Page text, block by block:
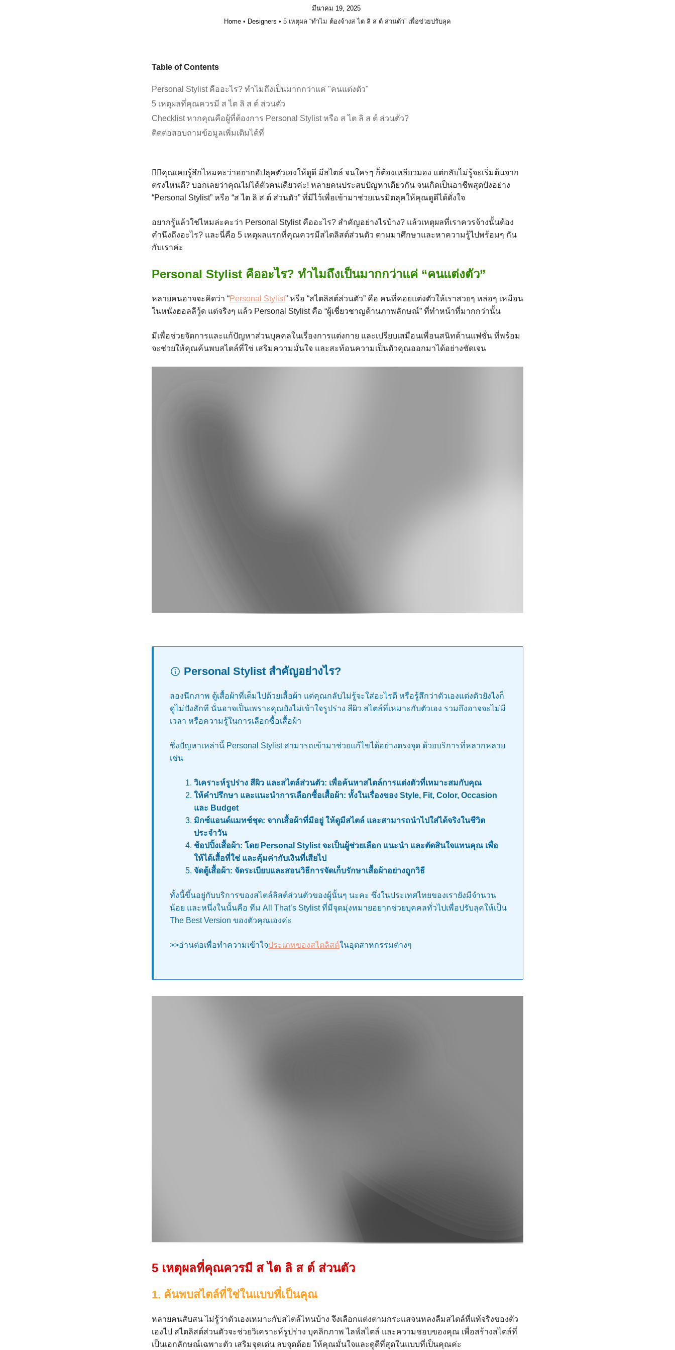
มีนาคม 19, 2025
Home • Designers • 5 เหตุผล “ทำไม ต้องจ้างส ไต ลิ ส ต์ ส่วนตัว” เพื่อช่วยปรับลุค
Table of Contents
Personal Stylist คืออะไร? ทำไมถึงเป็นมากกว่าแค่ "คนแต่งตัว"
5 เหตุผลที่คุณควรมี ส ไต ลิ ส ต์ ส่วนตัว
Checklist หากคุณคือผู้ที่ต้องการ Personal Stylist หรือ ส ไต ลิ ส ต์ ส่วนตัว?
ติดต่อสอบถามข้อมูลเพิ่มเติมได้ที่
🙋‍♀️คุณเคยรู้สึกไหมคะว่าอยากอัปลุคตัวเองให้ดูดี มีสไตล์ จนใครๆ ก็ต้องเหลียวมอง แต่กลับไม่รู้จะเริ่มต้นจาก
ตรงไหนดี? บอกเลยว่าคุณไม่ได้ตัวคนเดียวค่ะ! หลายคนประสบปัญหาเดียวกัน จนเกิดเป็นอาชีพสุดปังอย่าง
“Personal Stylist” หรือ “ส ไต ลิ ส ต์ ส่วนตัว” ที่มีไว้เพื่อเข้ามาช่วยเนรมิตลุคให้คุณดูดีได้ดั่งใจ
อยากรู้แล้วใช่ไหมล่ะคะว่า Personal Stylist คืออะไร? สำคัญอย่างไรบ้าง? แล้วเหตุผลที่เราควรจ้างนั้นต้อง
คำนึงถึงอะไร? และนี่คือ 5 เหตุผลแรกที่คุณควรมีสไตลิสต์ส่วนตัว ตามมาศึกษาและหาความรู้ไปพร้อมๆ กัน
กับเราค่ะ
Personal Stylist คืออะไร? ทำไมถึงเป็นมากกว่าแค่ “คนแต่งตัว”
หลายคนอาจจะคิดว่า “Personal Stylist” หรือ “สไตลิสต์ส่วนตัว” คือ คนที่คอยแต่งตัวให้เราสวยๆ หล่อๆ เหมือน
ในหนังฮอลลีวู้ด แต่จริงๆ แล้ว Personal Stylist คือ “ผู้เชี่ยวชาญด้านภาพลักษณ์” ที่ทำหน้าที่มากกว่านั้น
มีเพื่อช่วยจัดการและแก้ปัญหาส่วนบุคคลในเรื่องการแต่งกาย และเปรียบเสมือนเพื่อนสนิทด้านแฟชั่น ที่พร้อม
จะช่วยให้คุณค้นพบสไตล์ที่ใช่ เสริมความมั่นใจ และสะท้อนความเป็นตัวคุณออกมาได้อย่างชัดเจน
Personal Stylist สำคัญอย่างไร?
ลองนึกภาพ ตู้เสื้อผ้าที่เต็มไปด้วยเสื้อผ้า แต่คุณกลับไม่รู้จะใส่อะไรดี หรือรู้สึกว่าตัวเองแต่งตัวยังไงก็
ดูไม่ปังสักที นั่นอาจเป็นเพราะคุณยังไม่เข้าใจรูปร่าง สีผิว สไตล์ที่เหมาะกับตัวเอง รวมถึงอาจจะไม่มี
เวลา หรือความรู้ในการเลือกซื้อเสื้อผ้า
ซึ่งปัญหาเหล่านี้ Personal Stylist สามารถเข้ามาช่วยแก้ไขได้อย่างตรงจุด ด้วยบริการที่หลากหลาย
เช่น
วิเคราะห์รูปร่าง สีผิว และสไตล์ส่วนตัว: เพื่อค้นหาสไตล์การแต่งตัวที่เหมาะสมกับคุณ
ให้คำปรึกษา และแนะนำการเลือกซื้อเสื้อผ้า: ทั้งในเรื่องของ Style, Fit, Color, Occasion
และ Budget
มิกซ์แอนด์แมทช์ชุด: จากเสื้อผ้าที่มีอยู่ ให้ดูมีสไตล์ และสามารถนำไปใส่ได้จริงในชีวิต
ประจำวัน
ช้อปปิ้งเสื้อผ้า: โดย Personal Stylist จะเป็นผู้ช่วยเลือก แนะนำ และตัดสินใจแทนคุณ เพื่อ
ให้ได้เสื้อที่ใช่ และคุ้มค่ากับเงินที่เสียไป
จัดตู้เสื้อผ้า: จัดระเบียบและสอนวิธีการจัดเก็บรักษาเสื้อผ้าอย่างถูกวิธี
ทั้งนี้ขึ้นอยู่กับบริการของสไตล์ลิสต์ส่วนตัวของผู้นั้นๆ นะคะ ซึ่งในประเทศไทยของเรายังมีจำนวน
น้อย และหนึ่งในนั้นคือ ทีม All That’s Stylist ที่มีจุดมุ่งหมายอยากช่วยบุคคลทั่วไปเพื่อปรับลุคให้เป็น
The Best Version ของตัวคุณเองค่ะ
>>อ่านต่อเพื่อทำความเข้าใจประเภทของสไตลิสต์ในอุตสาหกรรมต่างๆ
5 เหตุผลที่คุณควรมี ส ไต ลิ ส ต์ ส่วนตัว
1. ค้นพบสไตล์ที่ใช่ในแบบที่เป็นคุณ
หลายคนสับสน ไม่รู้ว่าตัวเองเหมาะกับสไตล์ไหนบ้าง จึงเลือกแต่งตามกระแสจนหลงลืมสไตล์ที่แท้จริงของตัว
เองไป สไตลิสต์ส่วนตัวจะช่วยวิเคราะห์รูปร่าง บุคลิกภาพ ไลฟ์สไตล์ และความชอบของคุณ เพื่อสร้างสไตล์ที่
เป็นเอกลักษณ์เฉพาะตัว เสริมจุดเด่น ลบจุดด้อย ให้คุณมั่นใจและดูดีที่สุดในแบบที่เป็นคุณค่ะ